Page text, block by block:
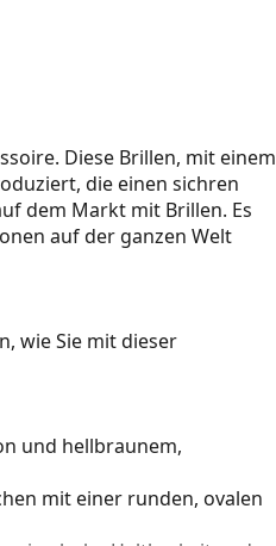
Diese Brillen, mit einem
die einen sichren
dem Markt mit Brillen. Es
auf der ganzen Welt
wie Sie mit dieser
und hellbraunem,
mit einer runden, ovalen